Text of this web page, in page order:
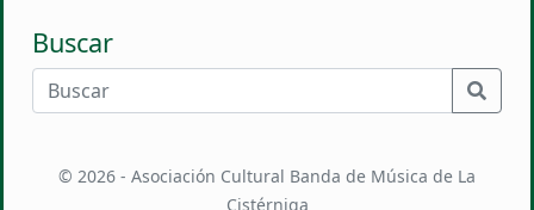
Buscar
© 2026 - Asociación Cultural Banda de Música de La
Cistérniga